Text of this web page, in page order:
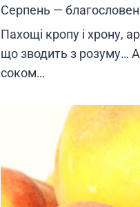
Серпень —
Пахощі кропу і хрону,
що зводить з розуму… А
соком…